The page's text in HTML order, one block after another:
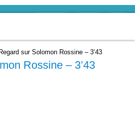
sur Solomon Rossine – 3’43
Rossine – 3’43